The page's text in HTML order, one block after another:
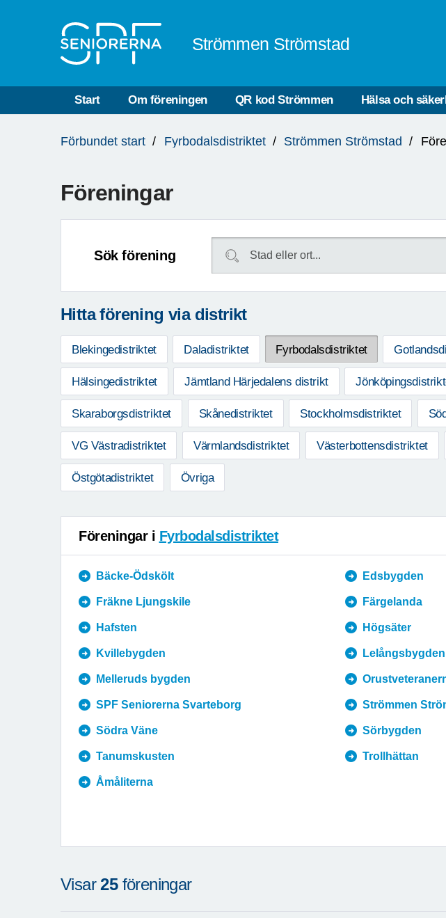
Strömmen Strömstad
Start Om föreningen QR kod Strömmen Hälsa och
är
Förbundet start Fyrbodalsdistriktet Strömmen Strömstad
Föreningar
Sök förening
Hitta förening via distrikt
Blekingedistriktet Daladistriktet Fyrbodalsdistriktet
Hälsingedistriktet Jämtland Härjedalens distrikt
Skaraborgsdistriktet Skånedistriktet Stockholmsdistriktet
VG Västradistriktet Värmlandsdistriktet Västerbottensdistriktet
Östgötadistriktet Övriga
Föreningar i Fyrbodalsdistriktet
Bäcke-Ödskölt
Fräkne Ljungskile
Hafsten
Kvillebygden
Melleruds bygden
SPF Seniorerna Svarteborg
Södra Väne
Tanumskusten
Åmåliterna
Edsbygden
Färgelanda
Högsäter
Lelångsbygden
Strömmen
Sörbygden
Trollhättan
Visar25föreningar